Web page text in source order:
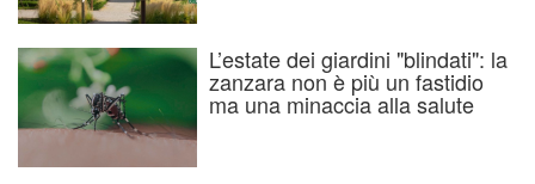
L’estate dei giardini "blindati": la
zanzara non è più un fastidio
ma una minaccia alla salute